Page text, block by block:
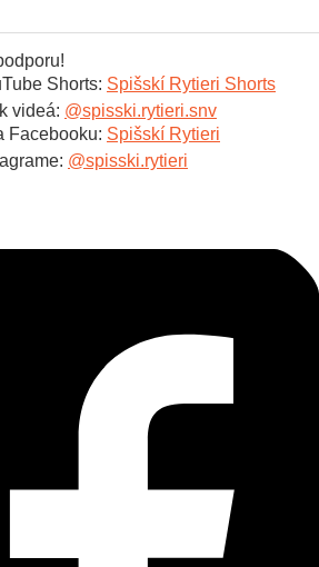
Shorts: Spišskí Rytieri Shorts
videá: @spisski.rytieri.snv
Facebooku: Spišskí Rytieri
@spisski.rytieri